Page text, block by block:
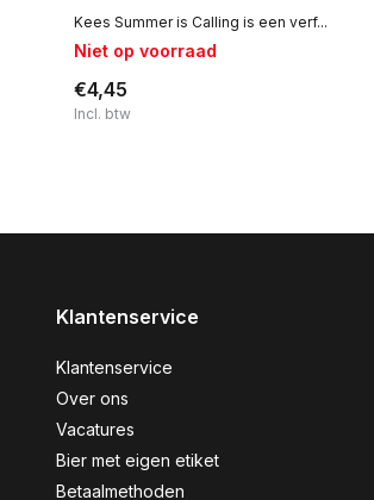
Kees Summer is Calling is een verf...
Niet op voorraad
€4,45
Incl. btw
Klantenservice
Klantenservice
Over ons
Vacatures
Bier met eigen etiket
Betaalmethoden